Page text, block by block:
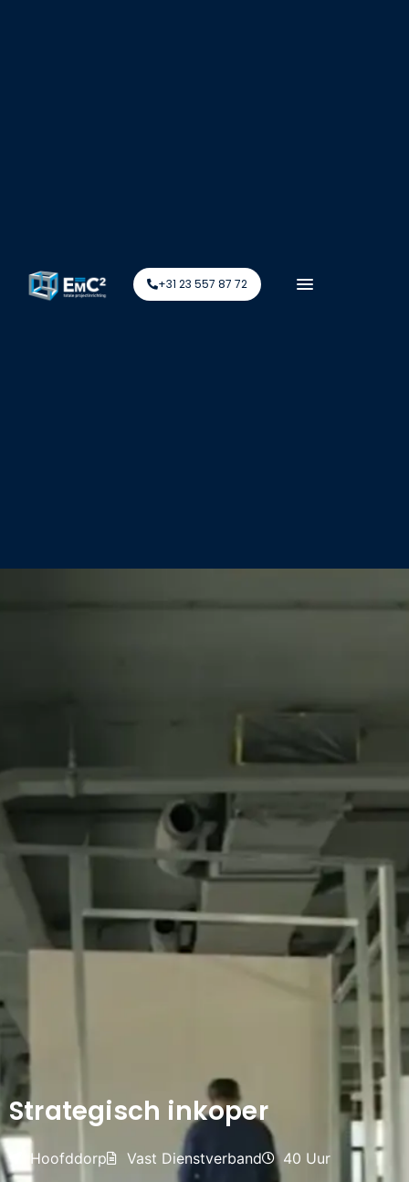
+31 23 557 87 72
Strategisch inkoper
Hoofddorp Vast Dienstverband 40 Uur